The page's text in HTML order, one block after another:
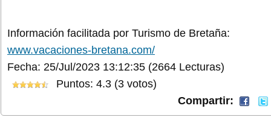
Información facilitada por Turismo de Bretaña:
www.vacaciones-bretana.com/
Fecha: 25/Jul/2023 13:12:35 (2664 Lecturas)
Puntos: 4.3 (3 votos)
Compartir: